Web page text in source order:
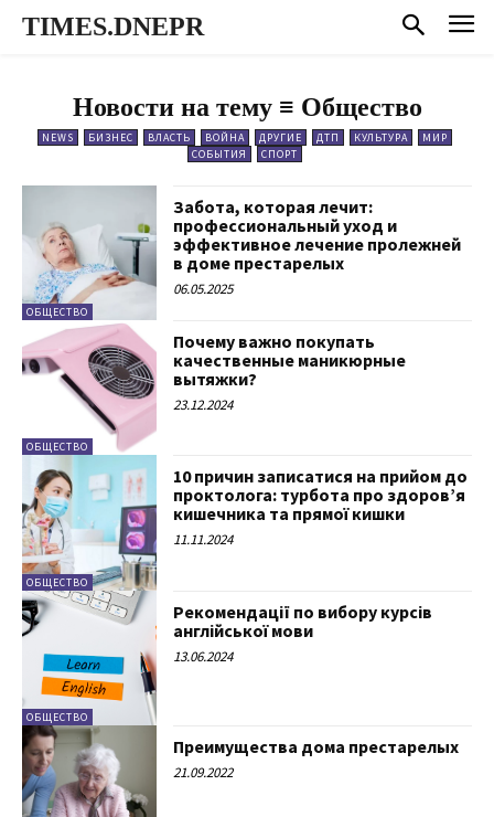
TIMES.DNEPR
Новости на тему ≡ Общество
NEWS БИЗНЕС ВЛАСТЬ ВОЙНА ДРУГИЕ ДТП КУЛЬТУРА
МИР
СОБЫТИЯ
СПОРТ
ОБЩЕСТВО
Забота, которая лечит:
профессиональный уход и
эффективное лечение пролежней
в доме престарелых
06.05.2025
ОБЩЕСТВО
Почему важно покупать
качественные маникюрные
вытяжки?
23.12.2024
ОБЩЕСТВО
10 причин записатися на прийом до
проктолога: турбота про здоров’я
кишечника та прямої кишки
11.11.2024
ОБЩЕСТВО
Рекомендації по вибору курсів
англійської мови
13.06.2024
Преимущества дома престарелых
21.09.2022